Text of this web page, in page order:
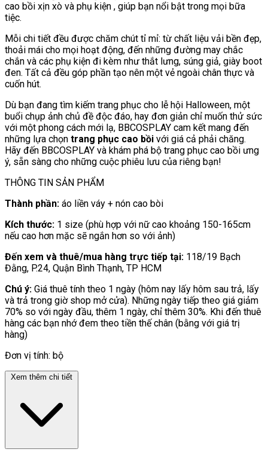
cao bồi xịn xò và phụ kiện , giúp bạn nổi bật trong mọi bữa
tiệc.
Mỗi chi tiết đều được chăm chút tỉ mỉ: từ chất liệu vải bền đẹp,
thoải mái cho mọi hoạt động, đến những đường may chắc
chắn và các phụ kiện đi kèm như thắt lưng, súng giả, giày boot
đen. Tất cả đều góp phần tạo nên một vẻ ngoài chân thực và
cuốn hút.
Dù bạn đang tìm kiếm trang phục cho lễ hội Halloween, một
buổi chụp ảnh chủ đề độc đáo, hay đơn giản chỉ muốn thử sức
với một phong cách mới lạ, BBCOSPLAY cam kết mang đến
những lựa chọn trang phục cao bồi với giá cả phải chăng.
Hãy đến BBCOSPLAY và khám phá bộ trang phục cao bồi ưng
ý, sẵn sàng cho những cuộc phiêu lưu của riêng bạn!
THÔNG TIN SẢN PHẨM
Thành phần: áo liền váy + nón cao bòi
Kích thước: 1 size (phù hợp với nữ cao khoảng 150-165cm
nếu cao hơn mặc sẽ ngắn hơn so với ảnh)
Đến xem và thuê/mua hàng trực tiếp tại: 118/19 Bạch
Đằng, P.24, Quận Bình Thạnh, TP HCM
Chú ý: Giá thuê tính theo 1 ngày (hôm nay lấy hôm sau trả, lấy
và trả trong giờ shop mở cửa). Những ngày tiếp theo giá giảm
70% so với ngày đầu, thêm 1 ngày, chỉ thêm 30%. Khi đến thuê
hàng các bạn nhớ đem theo tiền thế chân (bằng với giá trị
hàng)
Đơn vị tính: bộ
Xem thêm chi tiết